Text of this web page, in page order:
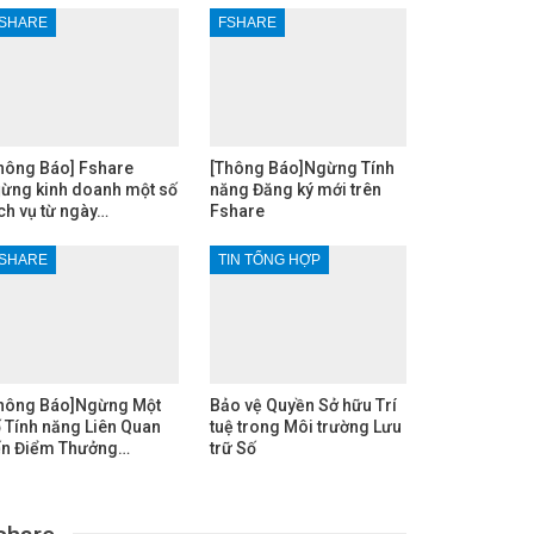
Báo] Fshare
kinh doanh một số
vụ từ ngày…
FSHARE
[Thông Báo]Ngừng Tính
năng Đăng ký mới trên
Fshare
Báo]Ngừng Một
Tính năng Liên Quan
Điểm Thưởng…
TIN TỔNG HỢP
Bảo vệ Quyền Sở hữu Trí
tuệ trong Môi trường Lưu
trữ Số